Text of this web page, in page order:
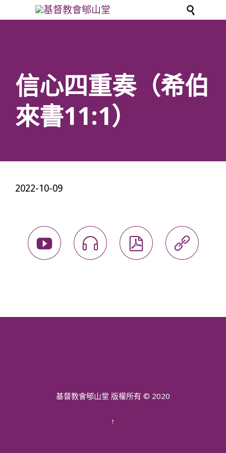

信心四重奏（希伯
來書11:1）
2022-10-09
   
基督教會郇山堂 版權所有 © 2020
↑